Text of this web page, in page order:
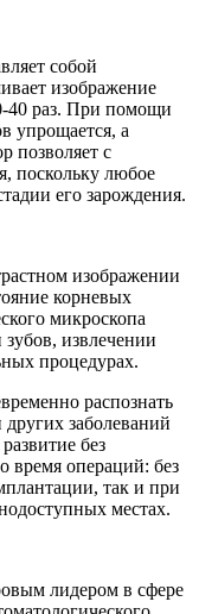
собой
изображение
40 раз. При помощи
упрощается, а
позволяет с
поскольку любое
его зарождения.
изображении
корневых
микроскопа
извлечении
процедурах.
распознать
других заболеваний
без
время операций: без
так и при
местах.
лидером в сфере